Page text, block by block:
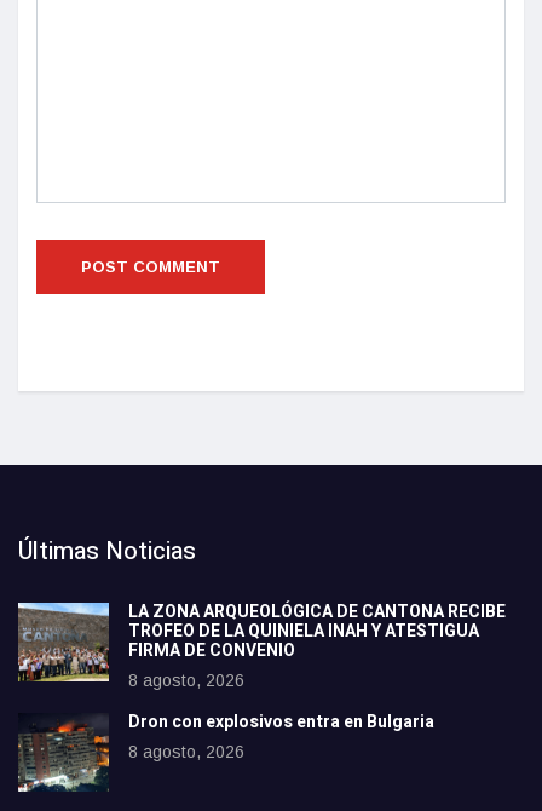
Últimas Noticias
LA ZONA ARQUEOLÓGICA DE CANTONA RECIBE
TROFEO DE LA QUINIELA INAH Y ATESTIGUA
FIRMA DE CONVENIO
8 agosto, 2026
Dron con explosivos entra en Bulgaria
8 agosto, 2026